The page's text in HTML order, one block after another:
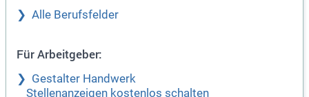
Alle Berufsfelder
Für Arbeitgeber:
Gestalter Handwerk
Stellenanzeigen kostenlos schalten